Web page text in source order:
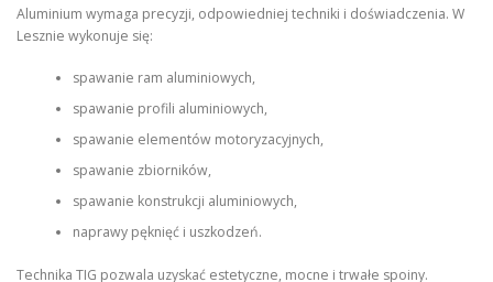
Aluminium wymaga precyzji, odpowiedniej techniki i doświadczenia. W
Lesznie wykonuje się:
spawanie ram aluminiowych,
spawanie profili aluminiowych,
spawanie elementów motoryzacyjnych,
spawanie zbiorników,
spawanie konstrukcji aluminiowych,
naprawy pęknięć i uszkodzeń.
Technika TIG pozwala uzyskać estetyczne, mocne i trwałe spoiny.